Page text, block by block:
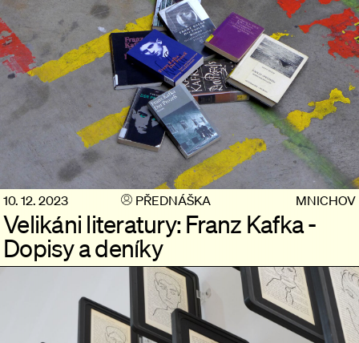
10. 12. 2023 PŘEDNÁŠKA MNICHOV
Velikáni literatury: Franz Kafka -
Dopisy a deníky